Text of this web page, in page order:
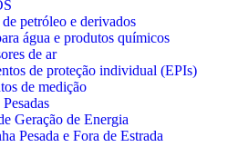
petróleo e derivados
água e produtos químicos
de ar
de proteção individual (EPIs)
de medição
Geração de Energia
Pesada e Fora de Estrada